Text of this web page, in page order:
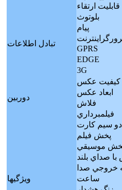
قابليت ارتقاء
تبادل اطلاعات
بلوتوث
پيام
GPRS
EDGE
3G
دوربين
کيفيت عکس
ابعاد عکس
فلاش
فيلمبرداري
ويژگيها
دو سيم كارت
پخش فيلم
موسيقي
صداي بلند
خروجي صدا
ساعت